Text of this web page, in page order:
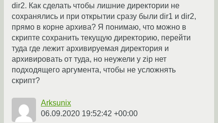
dir2. Как сделать чтобы лишние директории не
сохранялись и при открытии сразу были dir1 и dir2,
прямо в корне архива? Я понимаю, что можно в
скрипте сохранить текущую директорию, перейти
туда где лежит архивируемая директория и
архивировать от туда, но неужели у zip нет
подходящего аргумента, чтобы не усложнять
скрипт?
Arksunix
06.09.2020 19:52:42 +00:00